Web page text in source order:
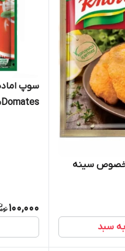
سینه
سبد
Domatesمقدار 69گرم
100,000